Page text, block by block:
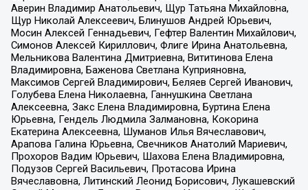
Аверин Владимир Анатольевич, Щур Татьяна Михайловна,
Щур Николай Алексеевич, Блинушов Андрей Юрьевич,
Мосин Алексей Геннадьевич, Гефтер Валентин Михайлович,
Симонов Алексей Кириллович, Флиге Ирина Анатольевна,
Мельникова Валентина Дмитриевна, Вититинова Елена
Владимировна, Баженова Светлана Куприяновна,
Максимов Сергей Владимирович, Беляев Сергей Иванович,
Голубева Елена Николаевна, Ганнушкина Светлана
Алексеевна, Закс Елена Владимировна, Буртина Елена
Юрьевна, Гендель Людмила Залмановна, Кокорина
Екатерина Алексеевна, Шуманов Илья Вячеславович,
Арапова Галина Юрьевна, Свечников Анатолий Мариевич,
Прохоров Вадим Юрьевич, Шахова Елена Владимировна,
Подузов Сергей Васильевич, Протасова Ирина
Вячеславовна, Литинский Леонид Борисович, Лукашевский